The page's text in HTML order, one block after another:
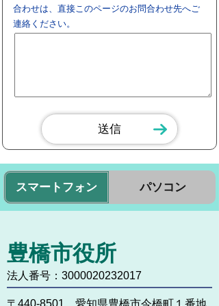
合わせは、直接このページのお問合わせ先へご
連絡ください。
スマートフォン パソコン
豊橋市役所
法人番号：3000020232017
〒440-8501 愛知県豊橋市今橋町１番地